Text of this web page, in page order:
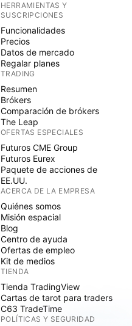
HERRAMIENTAS Y
SUSCRIPCIONES
Funcionalidades
Precios
Datos de mercado
Regalar planes
TRADING
Resumen
Brókers
Comparación de brókers
The Leap
OFERTAS ESPECIALES
Futuros CME Group
Futuros Eurex
Paquete de acciones de
EE.UU.
ACERCA DE LA EMPRESA
Quiénes somos
Misión espacial
Blog
Centro de ayuda
Ofertas de empleo
Kit de medios
TIENDA
Tienda TradingView
Cartas de tarot para traders
C63 TradeTime
POLÍTICAS Y SEGURIDAD